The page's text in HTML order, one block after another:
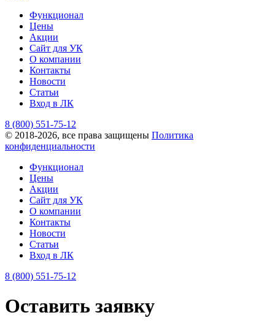
Функционал
Цены
Акции
Сайт для УК
О компании
Контакты
Новости
Статьи
Вход в ЛК
8 (800) 551-75-12
© 2018-2026, все права защищены Политика
конфиденциальности
Функционал
Цены
Акции
Сайт для УК
О компании
Контакты
Новости
Статьи
Вход в ЛК
8 (800) 551-75-12
Оставить заявку